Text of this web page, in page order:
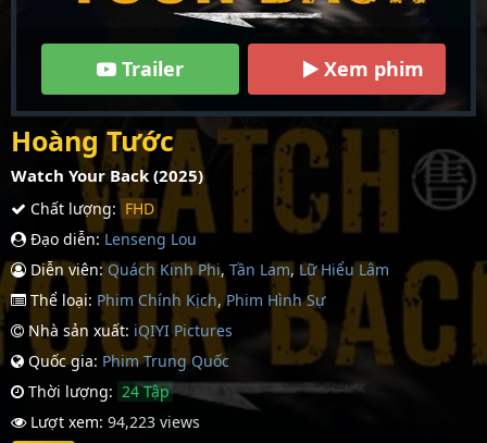
Trailer Xem phim
Hoàng Tước
Watch Your Back (2025)
Chất lượng: FHD
Đạo diễn: Lenseng Lou
Diễn viên: Quách Kinh Phi, Tần Lam, Lữ Hiểu Lâm
Thể loại: Phim Chính Kịch,Phim Hình Sự
Nhà sản xuất: iQIYI Pictures
Quốc gia: Phim Trung Quốc
Thời lượng: 24 Tập
Lượt xem: 94,223 views